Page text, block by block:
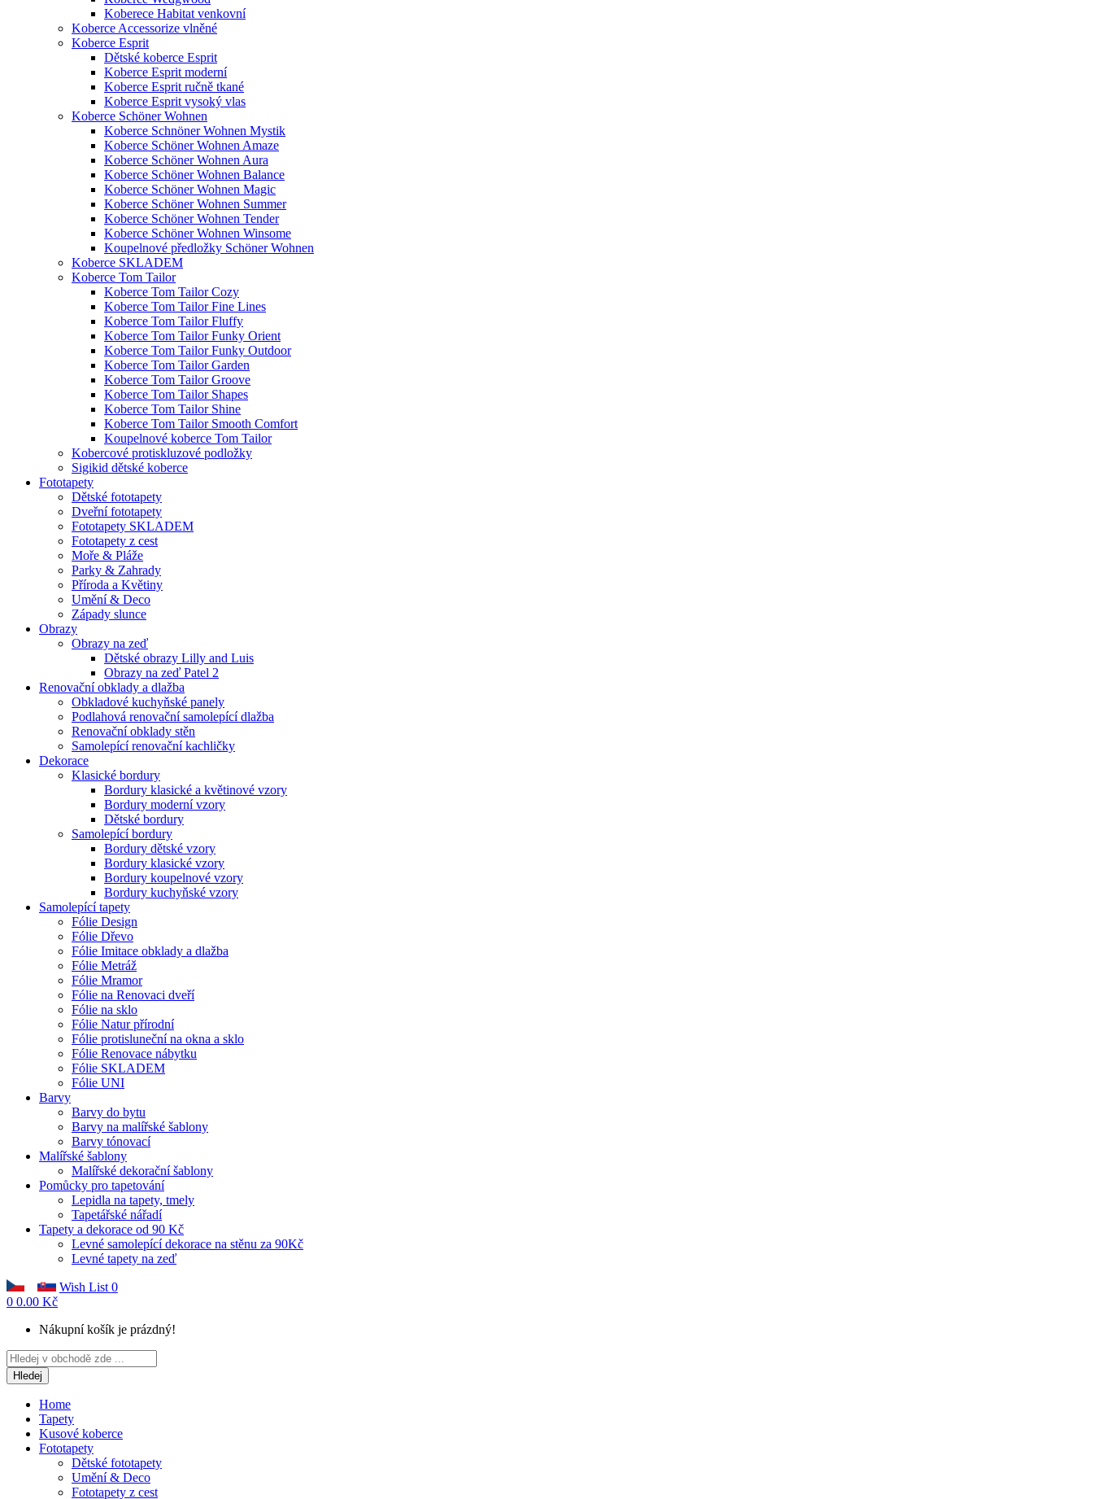
Koberece Habitat venkovní
Koberce Accessorize vlněné
Koberce Esprit
Dětské koberce Esprit
Koberce Esprit moderní
Koberce Esprit ručně tkané
Koberce Esprit vysoký vlas
Koberce Schöner Wohnen
Koberce Schnöner Wohnen Mystik
Koberce Schöner Wohnen Amaze
Koberce Schöner Wohnen Aura
Koberce Schöner Wohnen Balance
Koberce Schöner Wohnen Magic
Koberce Schöner Wohnen Summer
Koberce Schöner Wohnen Tender
Koberce Schöner Wohnen Winsome
Koupelnové předložky Schöner Wohnen
Koberce SKLADEM
Koberce Tom Tailor
Koberce Tom Tailor Cozy
Koberce Tom Tailor Fine Lines
Koberce Tom Tailor Fluffy
Koberce Tom Tailor Funky Orient
Koberce Tom Tailor Funky Outdoor
Koberce Tom Tailor Garden
Koberce Tom Tailor Groove
Koberce Tom Tailor Shapes
Koberce Tom Tailor Shine
Koberce Tom Tailor Smooth Comfort
Koupelnové koberce Tom Tailor
Kobercové protiskluzové podložky
Sigikid dětské koberce
Fototapety
Dětské fototapety
Dveřní fototapety
Fototapety SKLADEM
Fototapety z cest
Moře & Pláže
Parky & Zahrady
Příroda a Květiny
Umění & Deco
Západy slunce
Obrazy
Obrazy na zeď
Dětské obrazy Lilly and Luis
Obrazy na zeď Patel 2
Renovační obklady a dlažba
Obkladové kuchyňské panely
Podlahová renovační samolepící dlažba
Renovační obklady stěn
Samolepící renovační kachličky
Dekorace
Klasické bordury
Bordury klasické a květinové vzory
Bordury moderní vzory
Dětské bordury
Samolepící bordury
Bordury dětské vzory
Bordury klasické vzory
Bordury koupelnové vzory
Bordury kuchyňské vzory
Samolepící tapety
Fólie Design
Fólie Dřevo
Fólie Imitace obklady a dlažba
Fólie Metráž
Fólie Mramor
Fólie na Renovaci dveří
Fólie na sklo
Fólie Natur přírodní
Fólie protisluneční na okna a sklo
Fólie Renovace nábytku
Fólie SKLADEM
Fólie UNI
Barvy
Barvy do bytu
Barvy na malířské šablony
Barvy tónovací
Malířské šablony
Malířské dekorační šablony
Pomůcky pro tapetování
Lepidla na tapety, tmely
Tapetářské nářadí
Tapety a dekorace od 90 Kč
Levné samolepící dekorace na stěnu za 90Kč
Levné tapety na zeď
Wish List 0
0 0.00 Kč
Nákupní košík je prázdný!
Hledej
Home
Tapety
Kusové koberce
Fototapety
Dětské fototapety
Umění & Deco
Fototapety z cest